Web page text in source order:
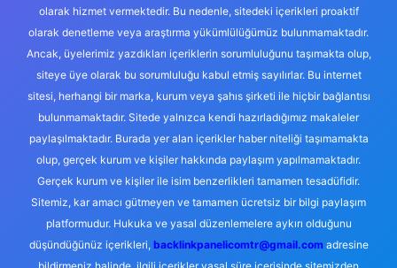
olarak hizmet vermektedir. Bu nedenle, sitedeki içerikleri proaktif
olarak denetleme veya araştırma yükümlülüğümüz bulunmamaktadır.
Ancak, üyelerimiz yazdıkları içeriklerin sorumluluğunu taşımakta olup,
siteye üye olarak bu sorumluluğu kabul etmiş sayılırlar. Bu internet
sitesi, herhangi bir marka, kurum veya şahıs şirketi ile hiçbir bağlantısı
bulunmamaktadır. Sitede yalnızca kendi hazırladığımız makaleler
paylaşılmaktadır. Burada yer alan içerikler haber niteliği taşımamakta
olup, gerçek kurum ve kişiler hakkında paylaşım yapılmamaktadır.
Gerçek kurum ve kişiler ile isim benzerlikleri tamamen tesadüfidir.
Sitemiz, kar amacı gütmeyen ve tamamen ücretsiz bir bilgi paylaşım
platformudur. Hukuka ve yasal düzenlemelere aykırı olduğunu
düşündüğünüz içerikleri, backlinkpanelicomtr@gmail.comadresine